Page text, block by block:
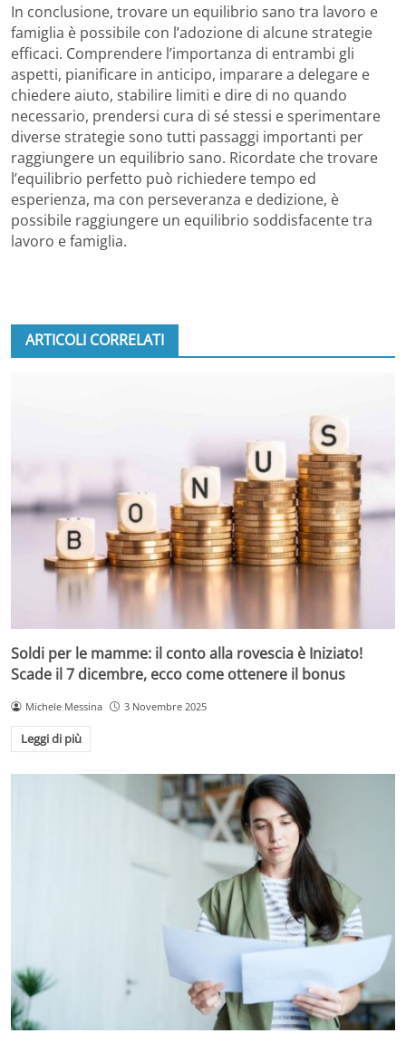
In conclusione, trovare un equilibrio sano tra lavoro e
famiglia è possibile con l’adozione di alcune strategie
efficaci. Comprendere l’importanza di entrambi gli
aspetti, pianificare in anticipo, imparare a delegare e
chiedere aiuto, stabilire limiti e dire di no quando
necessario, prendersi cura di sé stessi e sperimentare
diverse strategie sono tutti passaggi importanti per
raggiungere un equilibrio sano. Ricordate che trovare
l’equilibrio perfetto può richiedere tempo ed
esperienza, ma con perseveranza e dedizione, è
possibile raggiungere un equilibrio soddisfacente tra
lavoro e famiglia.
ARTICOLI CORRELATI
Soldi per le mamme: il conto alla rovescia è Iniziato!
Scade il 7 dicembre, ecco come ottenere il bonus
Michele Messina 3 Novembre 2025
Leggi di più